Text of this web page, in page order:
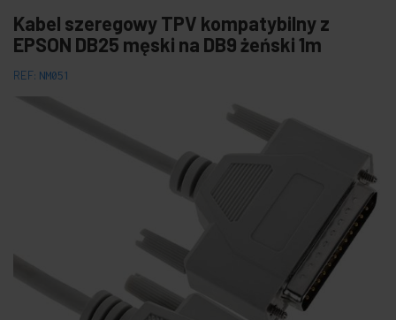
Kabel szeregowy TPV kompatybilny z
EPSON DB25 męski na DB9 żeński 1m
REF: NM051